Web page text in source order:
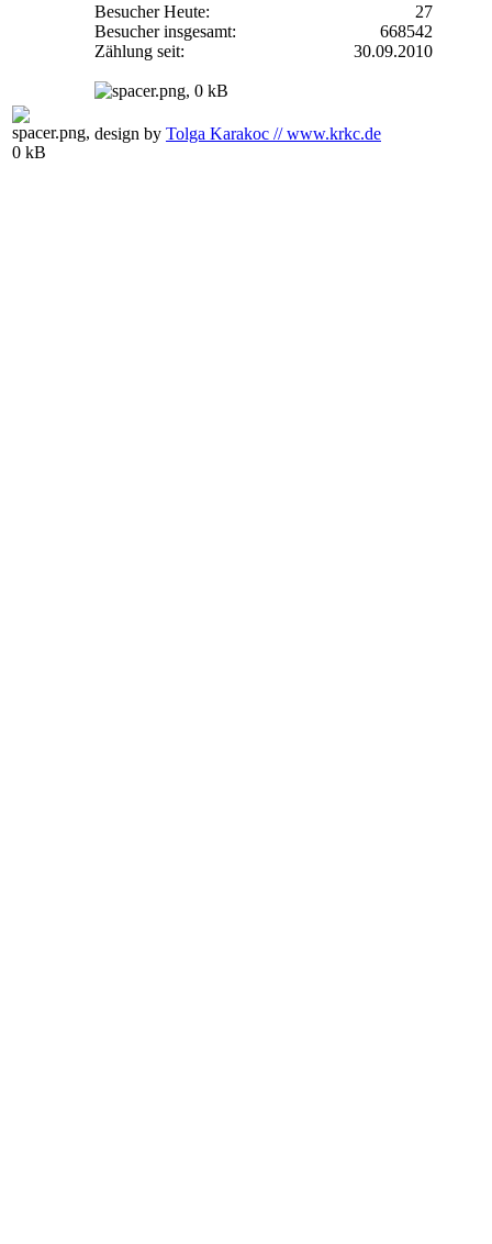
Besucher Heute:
27
Besucher insgesamt:
668542
Zählung seit:
30.09.2010
design by Tolga Karakoc // www.krkc.de